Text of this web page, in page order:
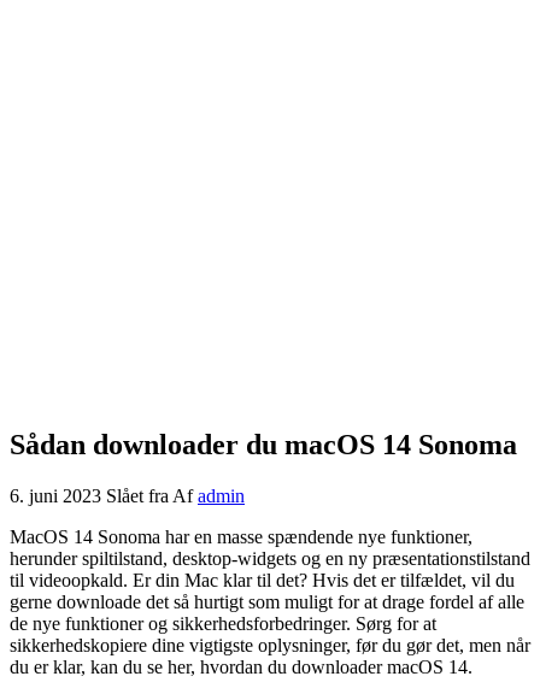
Sådan downloader du macOS 14 Sonoma
6. juni 2023 Slået fra Af admin
MacOS 14 Sonoma har en masse spændende nye funktioner,
herunder spiltilstand, desktop-widgets og en ny præsentationstilstand
til videoopkald. Er din Mac klar til det? Hvis det er tilfældet, vil du
gerne downloade det så hurtigt som muligt for at drage fordel af alle
de nye funktioner og sikkerhedsforbedringer. Sørg for at
sikkerhedskopiere dine vigtigste oplysninger, før du gør det, men når
du er klar, kan du se her, hvordan du downloader macOS 14.